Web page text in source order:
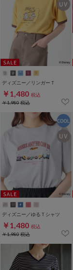
ディズニー／リンガーＴ
￥1,480 税込
￥1,980税込
ディズニー／ゆるＴシャツ
￥1,480 税込
￥1,980税込